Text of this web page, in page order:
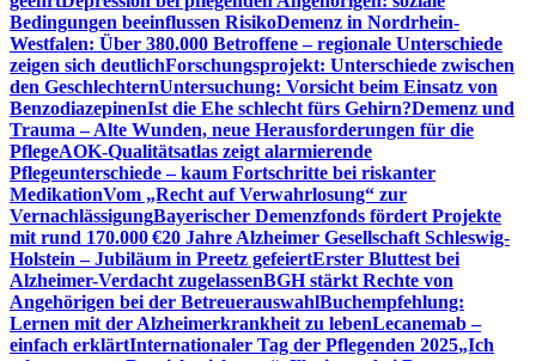
Bedingungen beeinflussen RisikoDemenz in Nordrhein-
Westfalen: Über 380.000 Betroffene – regionale Unterschiede
zeigen sich deutlichForschungsprojekt: Unterschiede zwischen
den GeschlechternUntersuchung: Vorsicht beim Einsatz von
BenzodiazepinenIst die Ehe schlecht fürs Gehirn?Demenz und
Trauma – Alte Wunden, neue Herausforderungen für die
PflegeAOK-Qualitätsatlas zeigt alarmierende
Pflegeunterschiede – kaum Fortschritte bei riskanter
MedikationVom „Recht auf Verwahrlosung“ zur
VernachlässigungBayerischer Demenzfonds fördert Projekte
mit rund 170.000 €20 Jahre Alzheimer Gesellschaft Schleswig-
Holstein – Jubiläum in Preetz gefeiertErster Bluttest bei
Alzheimer-Verdacht zugelassenBGH stärkt Rechte von
Angehörigen bei der BetreuerauswahlBuchempfehlung:
Lernen mit der Alzheimerkrankheit zu lebenLecanemab –
einfach erklärtInternationaler Tag der Pflegenden 2025„Ich